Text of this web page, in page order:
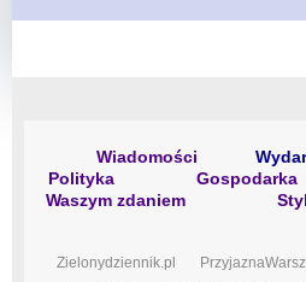
Wiadomości
Polityka
Gospodarka
Waszym zdaniem
Zielonydziennik.pl